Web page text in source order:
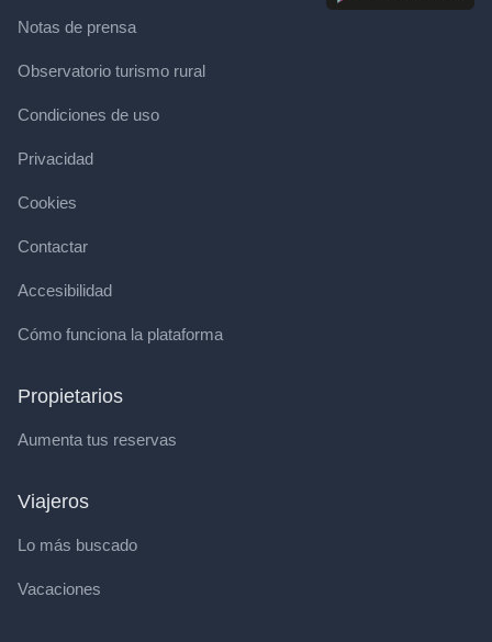
Notas de prensa
Observatorio turismo rural
Condiciones de uso
Privacidad
Cookies
Contactar
Accesibilidad
Cómo funciona la plataforma
Propietarios
Aumenta tus reservas
Viajeros
Lo más buscado
Vacaciones